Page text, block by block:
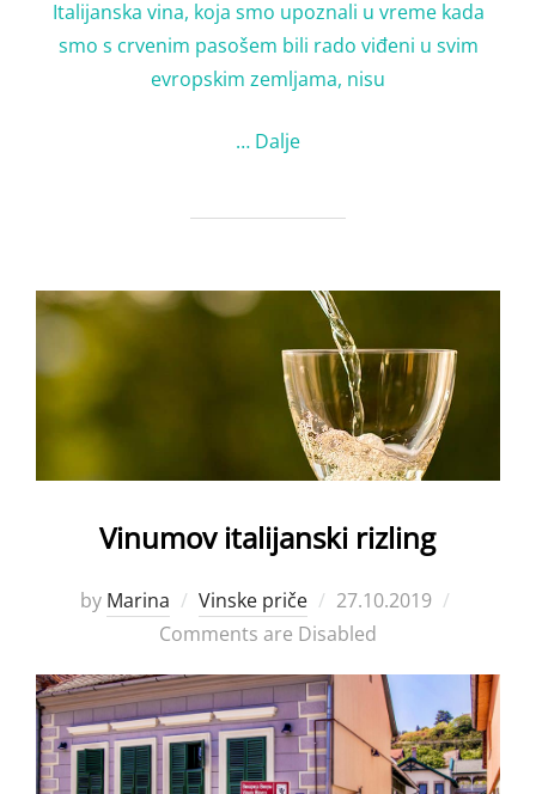
Italijanska vina, koja smo upoznali u vreme kada
smo s crvenim pasošem bili rado viđeni u svim
evropskim zemljama, nisu
… Dalje
Vinumov italijanski rizling
by Marina Vinske priče
Posted
on
27.10.2019
Comments are Disabled